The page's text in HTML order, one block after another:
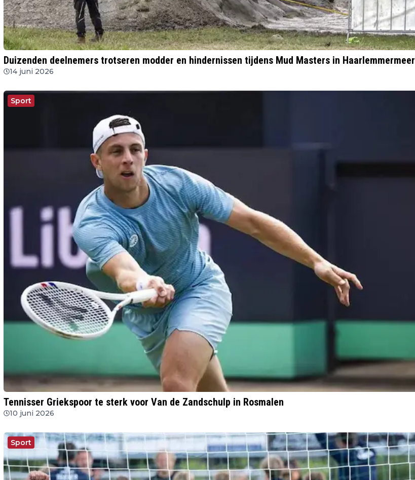
Duizenden deelnemers trotseren modder en hindernissen tijdens Mud Masters in Haarlemmermeer
14 juni 2026
Sport
Tennisser Griekspoor te sterk voor Van de Zandschulp in Rosmalen
10 juni 2026
Sport